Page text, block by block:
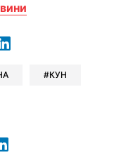
Facebook
в Xв Viber
в Whatsapp
в Messenger
отправить в LinkedIn
КУН
в X в Google news
в Viber
Читайте в LinkedIn